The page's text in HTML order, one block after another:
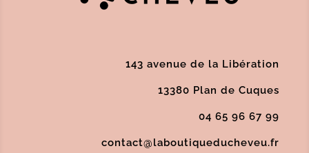
143 avenue de la Libération
13380 Plan de Cuques
04 65 96 67 99
contact@laboutiqueducheveu.fr